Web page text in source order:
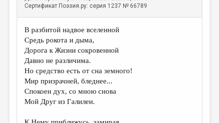
ЛИТСАЛОН
ПРАВИЛА САЙТА
ОТДЕЛЫ И РУБРИКИ
ИЗБРАННОЕ
ДАЙДЖЕСТ
Сертификат Поэзия.ру: серия 1237 № 66789
В разбитой надвое вселенной
Средь рокота и дыма,
Дорога к Жизни сокровенной
Давно не различима.
Но средство есть от сна земного!
Мир призрачней, бледнее...
Спокоен дух, со мною снова
Мой Друг из Галилеи.